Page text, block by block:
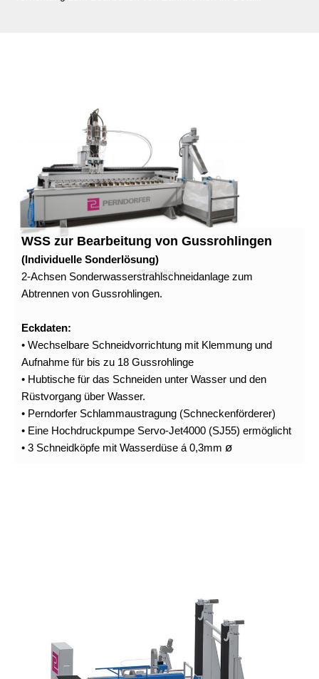
(Symbolfoto)
WSS zur Bearbeitung von Gussrohlingen
(Individuelle Sonderlösung)
2-Achsen Sonderwasserstrahlschneidanlage zum
Abtrennen von Gussrohlingen.
Eckdaten:
• Wechselbare Schneidvorrichtung mit Klemmung und
Aufnahme für bis zu 18 Gussrohlinge
• Hubtische für das Schneiden unter Wasser und den
Rüstvorgang über Wasser.
• Perndorfer Schlammaustragung (Schneckenförderer)
• Eine Hochdruckpumpe Servo-Jet4000 (SJ55) ermöglicht
• 3 Schneidköpfe mit Wasserdüse á 0,3mm ø